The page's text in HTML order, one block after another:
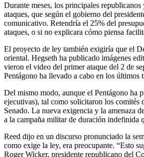
Durante meses, los principales
ataques, que según el gobierno del
comunicativo. Retendría el 25% del
ataques, o si no explicara cómo piensa
El proyecto de ley también exigiría que el
oriental. Hegseth ha publicado imágenes
vieron el video del primer ataque del 2 de
Pentágono ha llevado a cabo en los últimos
Del mismo modo, aunque el Pentágono ha
ejecutivas), tal como solicitaron los comités
Senado. La nueva exigencia y la amenaza
a la campaña militar de duración indefinida
Reed dijo en un discurso pronunciado la
como exige la ley, era preocupante. “Esto
Roger Wicker, presidente republicano del